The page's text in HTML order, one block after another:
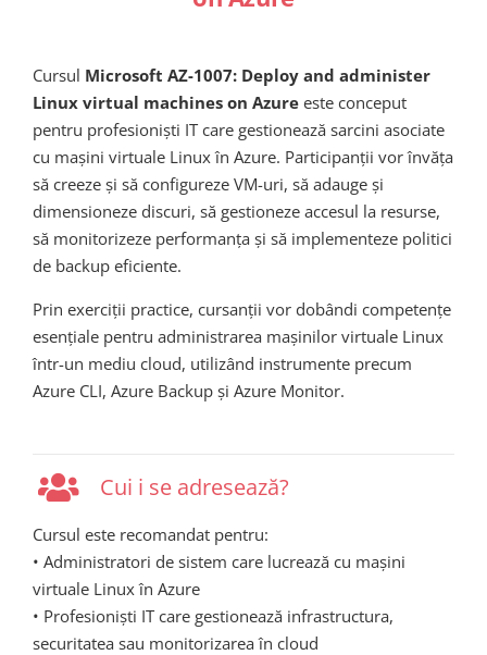
Cursul Microsoft AZ-1007: Deploy and administer
Linux virtual machines on Azure este conceput
pentru profesioniști IT care gestionează sarcini asociate
cu mașini virtuale Linux în Azure. Participanții vor învăța
să creeze și să configureze VM-uri, să adauge și
dimensioneze discuri, să gestioneze accesul la resurse,
să monitorizeze performanța și să implementeze politici
de backup eficiente.
Prin exerciții practice, cursanții vor dobândi competențe
esențiale pentru administrarea mașinilor virtuale Linux
într-un mediu cloud, utilizând instrumente precum
Azure CLI, Azure Backup și Azure Monitor.
Cui i se adresează?
Cursul este recomandat pentru:
• Administratori de sistem care lucrează cu mașini
virtuale Linux în Azure
• Profesioniști IT care gestionează infrastructura,
securitatea sau monitorizarea în cloud